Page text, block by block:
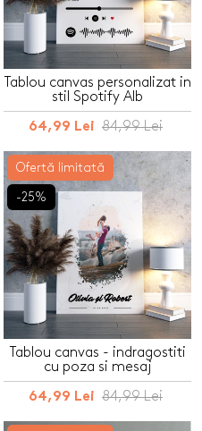
Tablou canvas personalizat in
stil Spotify Alb
64,99 Lei 84,99 Lei
Ofertă limitată
-25%
Tablou canvas - indragostiti
cu poza si mesaj
64,99 Lei 84,99 Lei